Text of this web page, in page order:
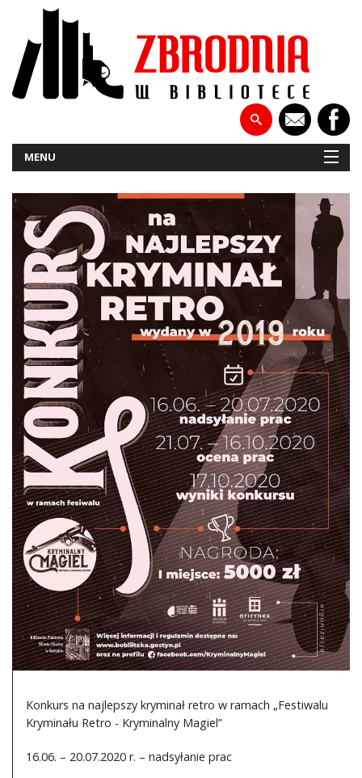
MENU
NOWOŚCI
PATRONATY
WYWIADY
RECENZJE
DO CZYTANIA
NA EKRANIE
KONTAKT
Konkurs na najlepszy kryminał retro w ramach „Festiwalu
Kryminału Retro - Kryminalny Magiel”
16.06. – 20.07.2020 r. – nadsyłanie prac